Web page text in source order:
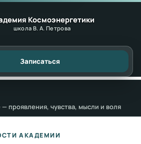
Космоэнергетики
школа В. А. Петрова
Записаться
проявления, чувства, мысли и воля
АКАДЕМИИ